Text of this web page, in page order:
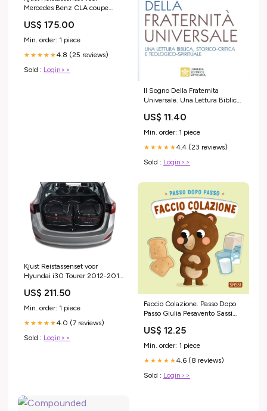
Mercedes Benz CLA coupe
met 2 Roltassen en 2
Sporttassen snelle brandblusser
US$ 175.00
Min. order: 1 piece
★★★★★4.8 (25 reviews)
Sold : Login>>
Il Sogno Della Fraternita
Universale. Una Lettura Biblica,
Frappat
US$ 11.40
Min. order: 1 piece
★★★★★4.4 (23 reviews)
Sold : Login>>
Kjust Reistassenset voor
Hyundai i30 Tourer 2012-2017
Roltassen en 2 Vliegtuigtassen
EPP039
US$ 211.50
Min. order: 1 piece
★★★★★4.0 (7 reviews)
Sold : Login>>
Faccio Colazione. Passo Dopo
Passo Giulia Pesavento Sassi
US$ 12.25
Min. order: 1 piece
★★★★★4.6 (8 reviews)
Sold : Login>>